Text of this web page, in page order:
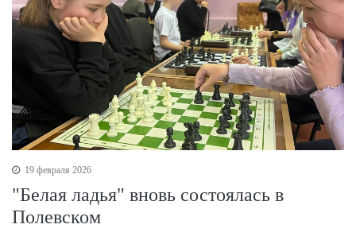
19 февраля 2026
"Белая ладья" вновь состоялась в
Полевском